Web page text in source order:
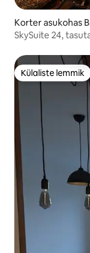
Korter asukohas
SkySuite 24,
Külaliste lemmik
Külaliste lemmik